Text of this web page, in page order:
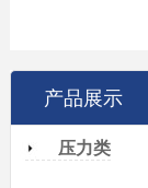
产品展示
压力类